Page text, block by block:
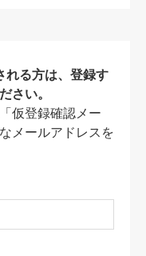
れる方は、登録す
さい。
仮登録確認メー
メールアドレスを